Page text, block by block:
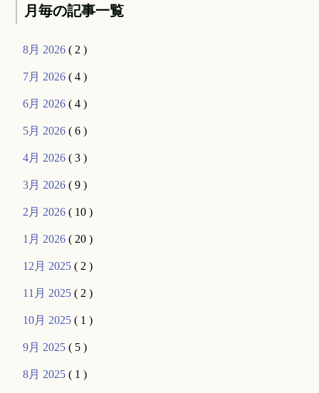
月毎の記事一覧
8月 2026( 2 )
7月 2026( 4 )
6月 2026( 4 )
5月 2026( 6 )
4月 2026( 3 )
3月 2026( 9 )
2月 2026( 10 )
1月 2026( 20 )
12月 2025( 2 )
11月 2025( 2 )
10月 2025( 1 )
9月 2025( 5 )
8月 2025( 1 )